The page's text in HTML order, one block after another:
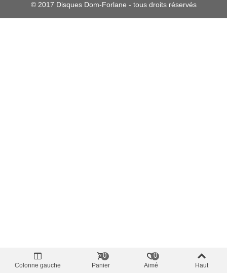
© 2017 Disques Dom-Forlane - tous droits réservés
Colonne gauche Panier
0
Aimé
0
Haut